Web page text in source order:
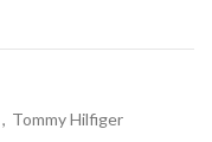
, Tommy Hilfiger